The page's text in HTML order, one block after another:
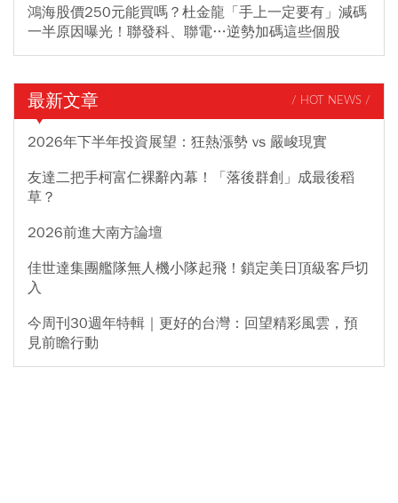
鴻海股價250元能買嗎？杜金龍「手上一定要有」減碼
一半原因曝光！聯發科、聯電…逆勢加碼這些個股
最新文章 / HOT NEWS /
2026年下半年投資展望：狂熱漲勢 vs 嚴峻現實
友達二把手柯富仁裸辭內幕！「落後群創」成最後稻
草？
2026前進大南方論壇
佳世達集團艦隊無人機小隊起飛！鎖定美日頂級客戶切
入
今周刊30週年特輯｜更好的台灣：回望精彩風雲，預
見前瞻行動